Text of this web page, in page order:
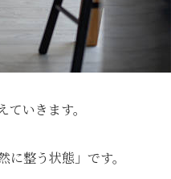
いきます。
整う状態」です。